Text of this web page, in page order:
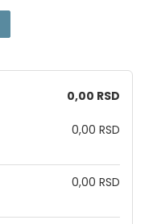
0,00 RSD
0,00 RSD
0,00 RSD